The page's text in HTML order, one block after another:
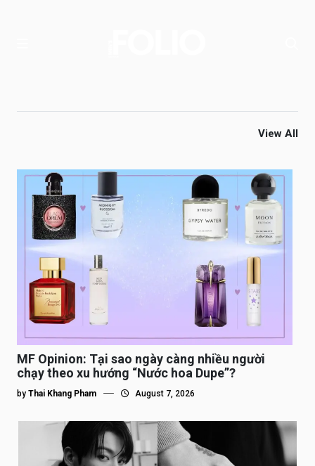
View All
MF Opinion: Tại sao ngày càng nhiều người
chạy theo xu hướng “Nước hoa Dupe”?
by Thai Khang Pham August 7, 2026